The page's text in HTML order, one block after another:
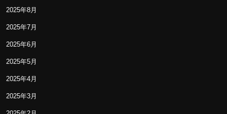
2025年8月
2025年7月
2025年6月
2025年5月
2025年4月
2025年3月